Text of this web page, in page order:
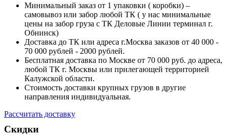
Минимальный заказ от 1 упаковки ( коробки) –
самовывоз или забор любой ТК ( у нас минимальные
цены на забор груза с ТК Деловые Линии терминал г.
Обнинск)
Доставка до ТК или адреса г.Москва заказов от 40 000 -
70 000 рублей - 2000 рублей.
Бесплатная доставка по Москве от 70 000 руб. до адреса,
любой ТК г. Москвы или прилегающей территорией
Калужской области.
Стоимость доставки крупных грузов в другие
направления индивидуальная.
Рассчитать доставку
Скидки